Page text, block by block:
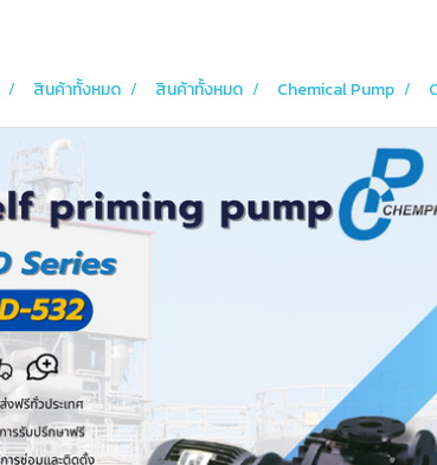
สินค้าทั้งหมด สินค้าทั้งหมด Chemical Pump